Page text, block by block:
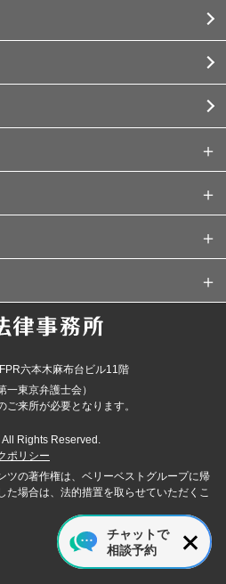
六本木麻布台ビル11階
東京弁護士会）
来所が必要となります。
Rights Reserved.
ポリシー
ツの著作権は、ベリーベストグループに帰
た場合は、法的措置を取らせていただくこ